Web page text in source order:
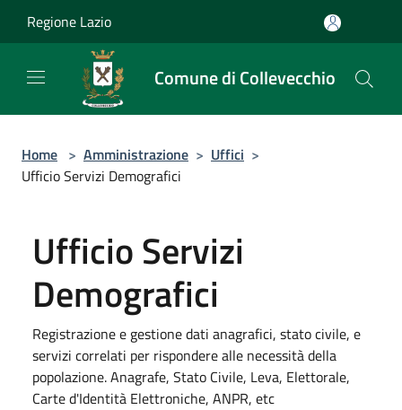
Regione Lazio
Comune di Collevecchio
Home > Amministrazione > Uffici >
Ufficio Servizi Demografici
Ufficio Servizi
Demografici
Registrazione e gestione dati anagrafici, stato civile, e
servizi correlati per rispondere alle necessità della
popolazione. Anagrafe, Stato Civile, Leva, Elettorale,
Carte d'Identità Elettroniche, ANPR, etc